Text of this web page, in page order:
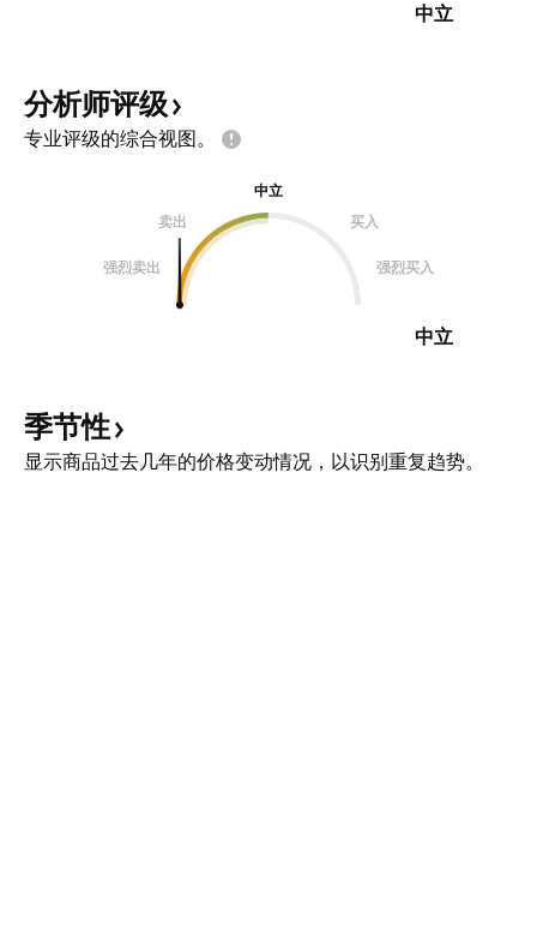
中立
分析师评级
专业评级的综合视图。
中立
卖出
买入
强烈卖出 强烈买入
中立
季节性
显示商品过去几年的价格变动情况，以识别重复趋势。